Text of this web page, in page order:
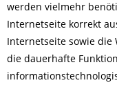
werden vielmehr
Internetseite korrekt
Internetseite sowie die
die dauerhafte